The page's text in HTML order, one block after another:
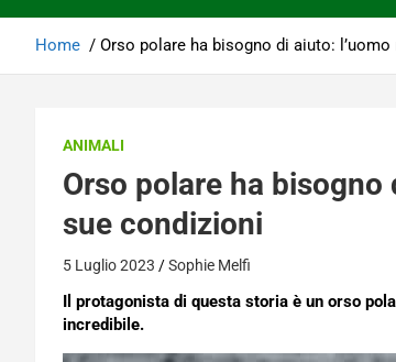
Home Orso polare ha bisogno di aiuto:
ANIMALI
Orso polare ha
sue condizioni
5 Luglio 2023 Sophie Melfi
Il protagonista di questa storia è un orso
incredibile.